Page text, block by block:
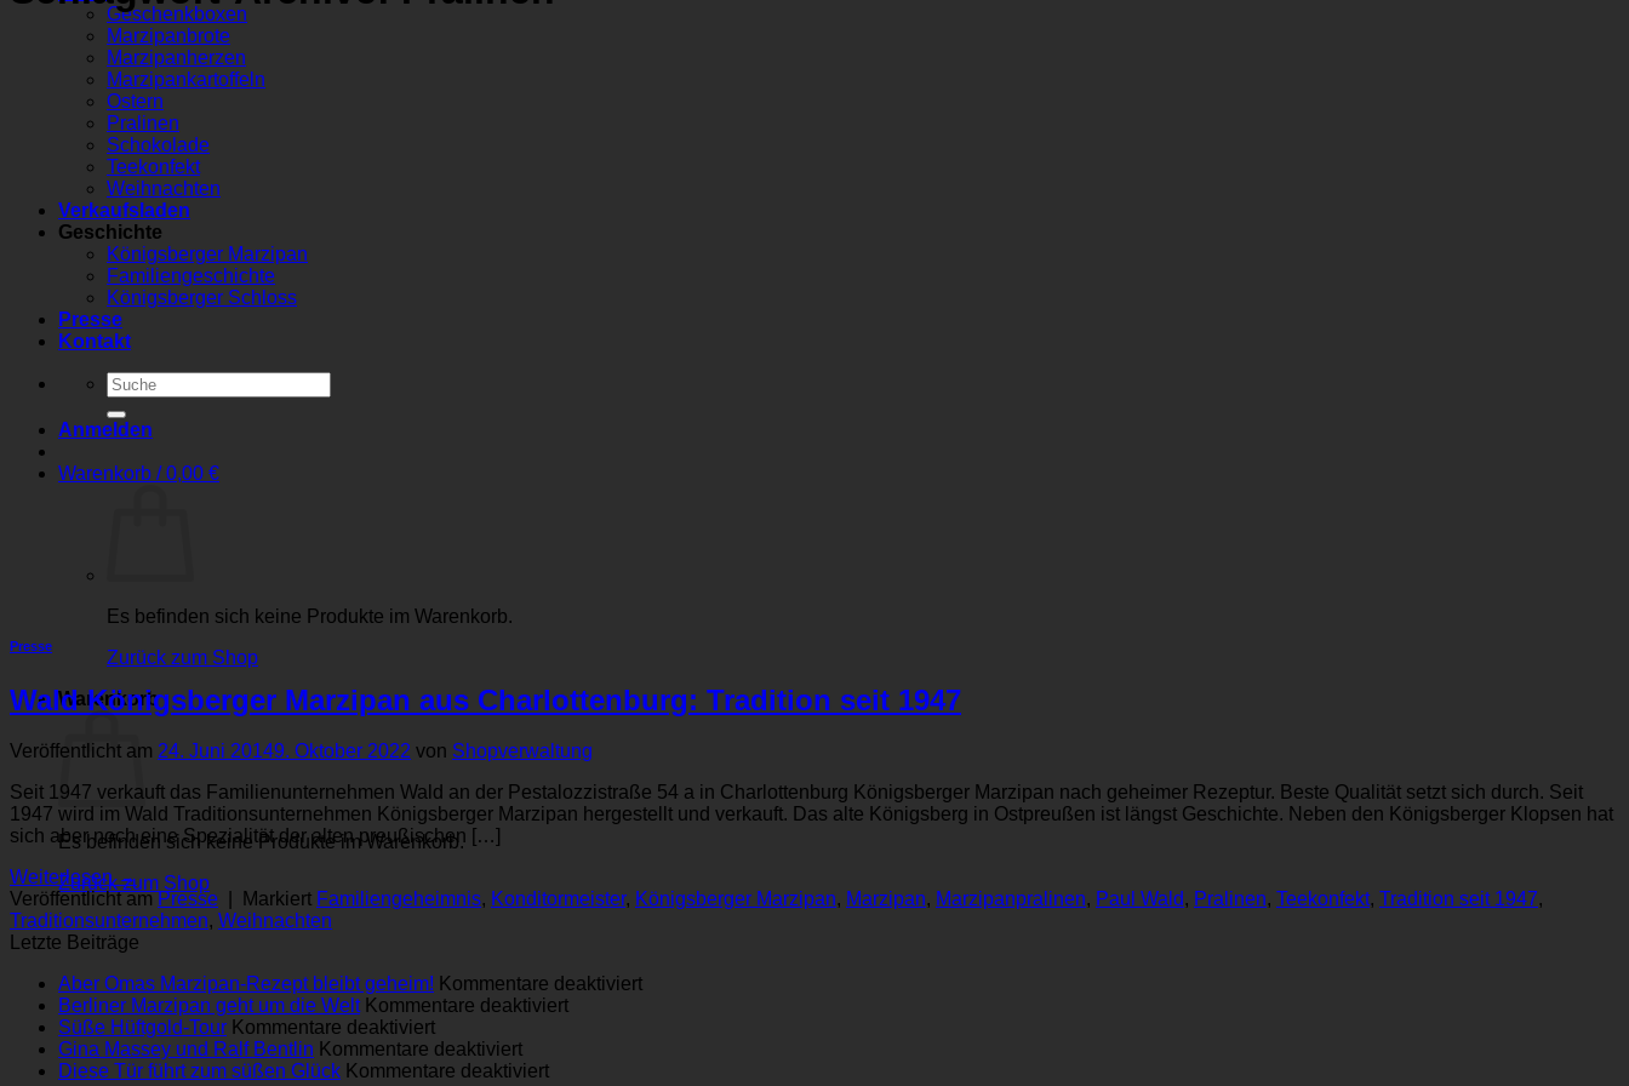
Geschenkboxen
Marzipanbrote
Marzipanherzen
Marzipankartoffeln
Ostern
Pralinen
Schokolade
Teekonfekt
Weihnachten
Verkaufsladen
Geschichte
Königsberger Marzipan
Familiengeschichte
Königsberger Schloss
Presse
Kontakt
Suchen
nach:
Anmelden
Warenkorb /0,00 €
Es befinden sich keine Produkte im Warenkorb.
Zurück zum Shop
Warenkorb
Es befinden sich keine Produkte im Warenkorb.
Zurück zum Shop
Presse
Wald Königsberger Marzipan aus Charlottenburg: Tradition seit 1947
Veröffentlicht am 24. Juni 20149. Oktober 2022 von Shopverwaltung
Seit 1947 verkauft das Familienunternehmen Wald an der Pestalozzistraße 54 a in Charlottenburg Königsberger Marzipan nach geheimer Rezeptur. Beste Qualität setzt sich durch. Seit
1947 wird im Wald Traditionsunternehmen Königsberger Marzipan hergestellt und verkauft. Das alte Königsberg in Ostpreußen ist längst Geschichte. Neben den Königsberger Klopsen hat
sich aber noch eine Spezialität der alten preußischen […]
Weiterlesen→
Veröffentlicht amPresse Markiert Familiengeheimnis, Konditormeister, Königsberger Marzipan, Marzipan, Marzipanpralinen, Paul Wald, Pralinen, Teekonfekt, Tradition seit 1947,
Traditionsunternehmen, Weihnachten
Letzte Beiträge
Aber Omas Marzipan-Rezept bleibt geheim! Kommentare deaktiviertfür
Berliner Marzipan geht um die Welt Kommentare deaktiviertfür
Süße Hüftgold-Tour Kommentare deaktiviertfür
Süße
Hüftgold-
Gina Massey und Ralf Bentlin Kommentare deaktiviertfür
Gina
Die­se Tür führt zum süßen Glück Kommentare deaktiviertfür